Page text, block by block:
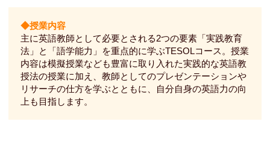
◆授業内容
主に英語教師として必要とされる2つの要素「実践教育
法」と「語学能力」を重点的に学ぶTESOLコース。授業
内容は模擬授業なども豊富に取り入れた実践的な英語教
授法の授業に加え、教師としてのプレゼンテーションや
リサーチの仕方を学ぶとともに、自分自身の英語力の向
上も目指します。